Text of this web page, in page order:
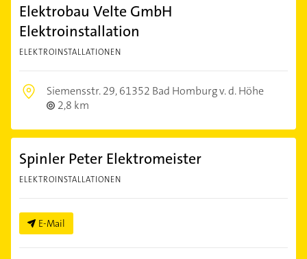
Elektrobau Velte GmbH
Elektroinstallation
ELEKTROINSTALLATIONEN
Siemensstr. 29,61352 Bad Homburg v. d. Höhe
2,8 km
Spinler Peter Elektromeister
ELEKTROINSTALLATIONEN
E-Mail